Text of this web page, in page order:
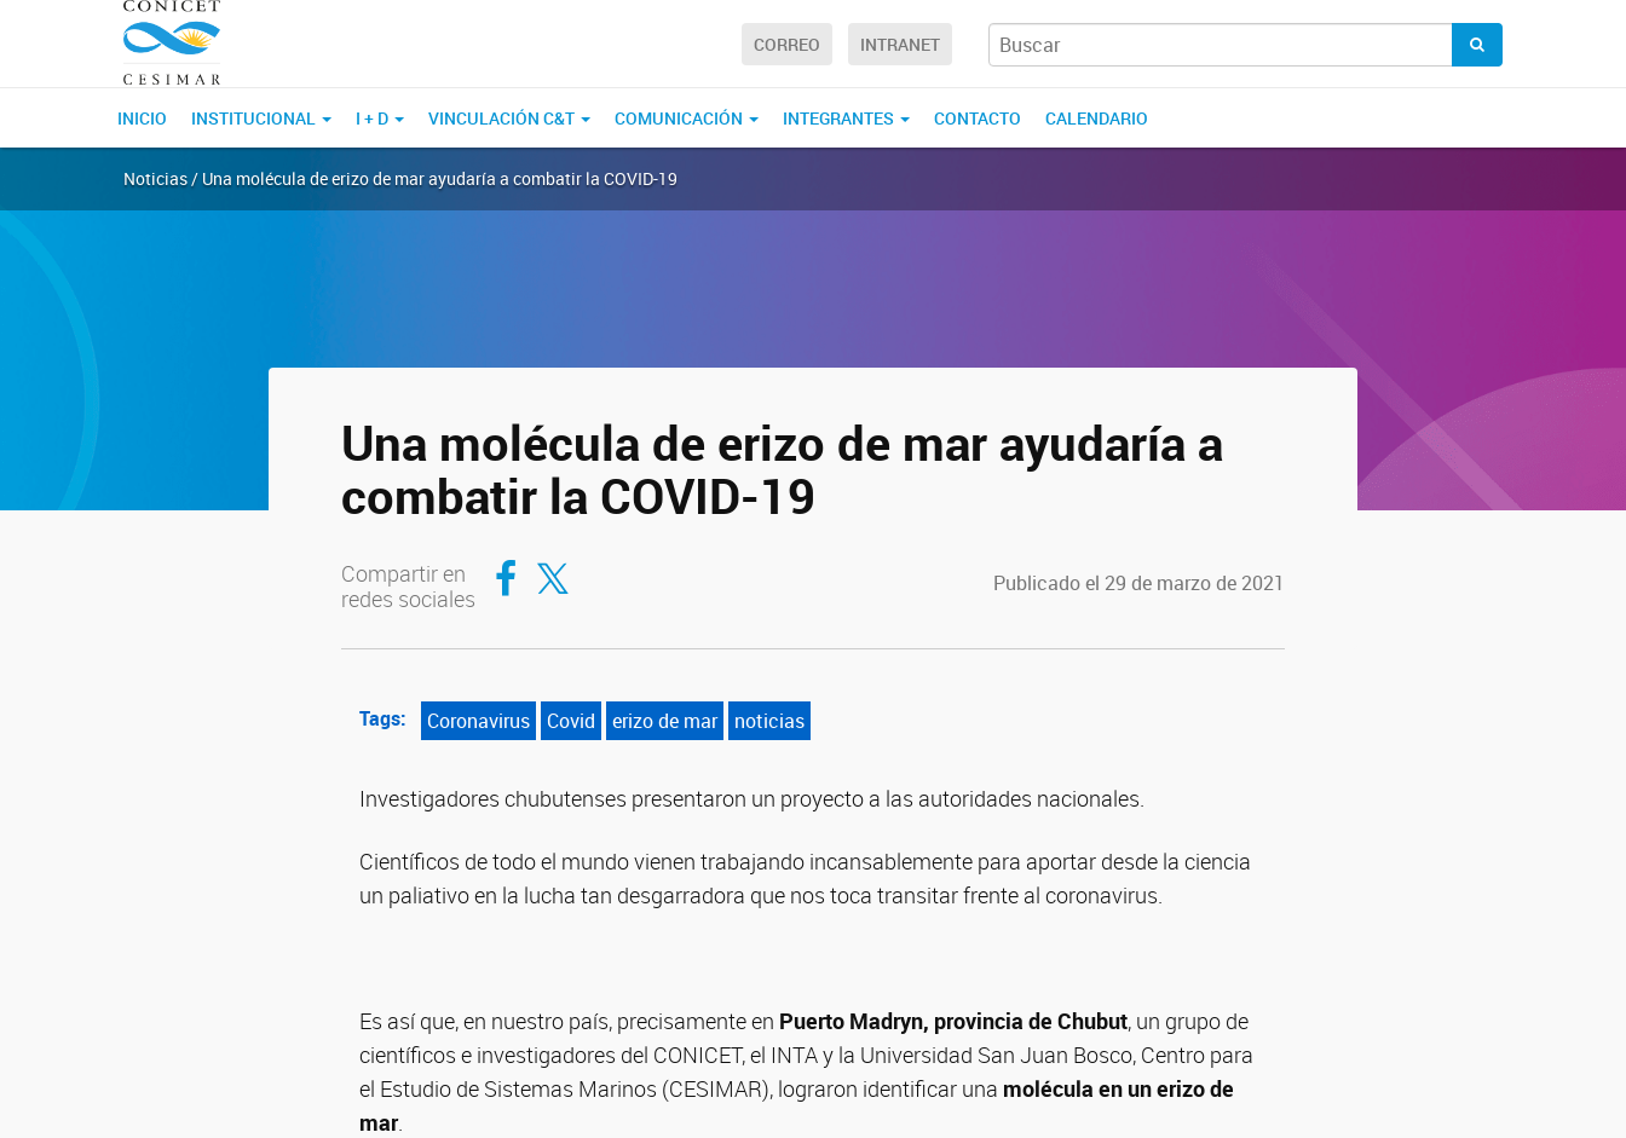
CORREO INTRANET
INICIO INSTITUCIONAL I + D VINCULACIÓN C&T COMUNICACIÓN INTEGRANTES CONTACTO CALENDARIO
Noticias / Una molécula de erizo de mar ayudaría a combatir la COVID-19
Una molécula de erizo de mar ayudaría a
combatir la COVID-19
Compartir en
redes sociales
Compartir en Facebook
Compartir en Twitter Publicado el 29 de marzo de 2021
Tags: Coronavirus Covid erizo de mar noticias
Investigadores chubutenses presentaron un proyecto a las autoridades nacionales.
Científicos de todo el mundo vienen trabajando incansablemente para aportar desde la ciencia
un paliativo en la lucha tan desgarradora que nos toca transitar frente al coronavirus.
Es así que, en nuestro país, precisamente en Puerto Madryn, provincia de Chubut, un grupo de
científicos e investigadores del CONICET, el INTA y la Universidad San Juan Bosco, Centro para
el Estudio de Sistemas Marinos (CESIMAR), lograron identificar una molécula en un erizo de
mar.